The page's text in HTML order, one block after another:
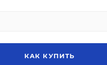
КАК КУПИТЬ